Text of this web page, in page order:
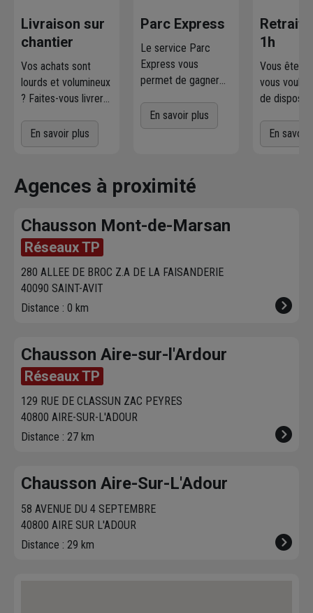
Livraison sur
chantier
Vos achats sont
lourds et volumineux
? Faites-vous livrer
voulez! L'agence
Chausson qui
vous contacte pour
fixer le meilleur
livraison. Bonus :
Nous livrons jusqu'au
7ème étage.
En savoir plus
Parc Express
Le service Parc
Express vous
permet de gagner
simplicité. Profitez
d'un service
magasiniers pour
vos achats courants.
En savoir plus
Retrait
1h
Vous êtes
vous
de
En savoir
Agences à proximité
Chausson Mont-de-Marsan
Réseaux TP
280 ALLEE DE BROC Z.A DE LA FAISANDERIE
40090 SAINT-AVIT
Distance : 0 km
Chausson Aire-sur-l'Ardour
Réseaux TP
129 RUE DE CLASSUN ZAC PEYRES
40800 AIRE-SUR-L'ADOUR
Distance : 27 km
Chausson Aire-Sur-L'Adour
58 AVENUE DU 4 SEPTEMBRE
40800 AIRE SUR L'ADOUR
Distance : 29 km